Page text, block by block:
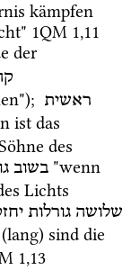
kämpfen
1QM 1,11
der
ראשית
ist das
des
בשוב "wenn
Lichts
שלושה גורלות
sind die
1,13